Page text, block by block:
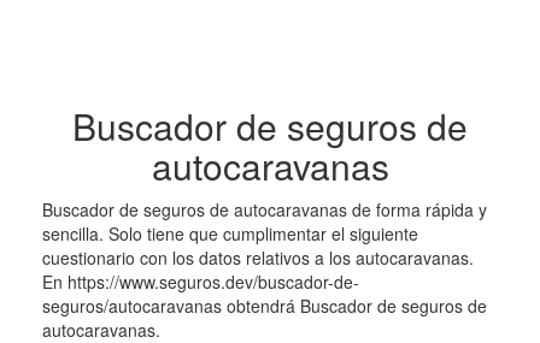
Buscador de seguros de
autocaravanas
Buscador de seguros de autocaravanas de forma rápida y
sencilla. Solo tiene que cumplimentar el siguiente
cuestionario con los datos relativos a los autocaravanas.
En https://www.seguros.dev/buscador-de-
seguros/autocaravanas obtendrá Buscador de seguros de
autocaravanas.